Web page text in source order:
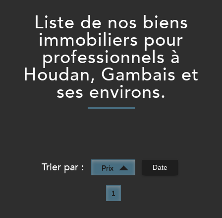
Liste de nos biens
immobiliers pour
professionnels à
Houdan, Gambais et
ses environs.
Trier par : Prix Date
1